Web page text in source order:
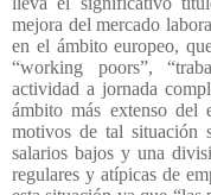
mejora del mercado
en el ámbito europeo,
“working poors”,
actividad a jornada
ámbito más extenso del
motivos de tal situación
salarios bajos y una
regulares y atípicas de